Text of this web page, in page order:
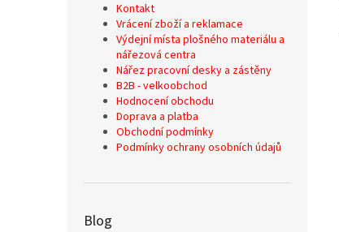
Kontakt
Vrácení zboží a reklamace
Výdejní místa plošného materiálu a
nářezová centra
Nářez pracovní desky a zástěny
B2B - velkoobchod
Hodnocení obchodu
Doprava a platba
Obchodní podmínky
Podmínky ochrany osobních údajů
Blog